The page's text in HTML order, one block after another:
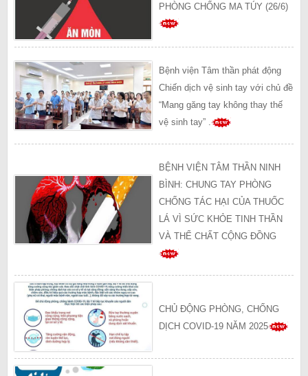
PHÒNG CHỐNG MA TÚY (26/6)
Bệnh viện Tâm thần phát động
Chiến dịch vệ sinh tay với chủ đề
“Mang găng tay không thay thế
vệ sinh tay” .
BỆNH VIỆN TÂM THẦN NINH
BÌNH: CHUNG TAY PHÒNG
CHỐNG TÁC HẠI CỦA THUỐC
LÁ VÌ SỨC KHỎE TINH THẦN
VÀ THỂ CHẤT CỘNG ĐỒNG
CHỦ ĐỘNG PHÒNG, CHỐNG
DỊCH COVID-19 NĂM 2025